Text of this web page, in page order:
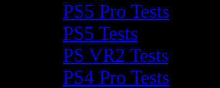
PS5 Pro Tests
PS5 Tests
PS VR2 Tests
PS4 Pro Tests